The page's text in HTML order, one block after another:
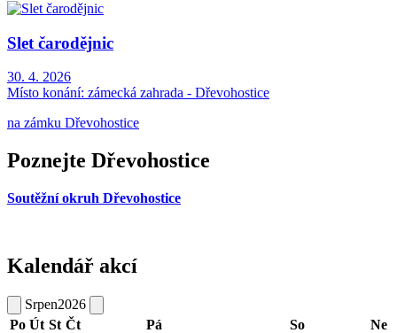
Slet čarodějnic
30. 4. 2026
Místo konání: zámecká zahrada - Dřevohostice
na zámku Dřevohostice
Poznejte Dřevohostice
Soutěžní okruh Dřevohostice
Kalendář akcí
Srpen2026
Po Út St Čt Pá So Ne